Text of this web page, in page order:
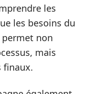
les
les besoins du
non
mais
finaux.